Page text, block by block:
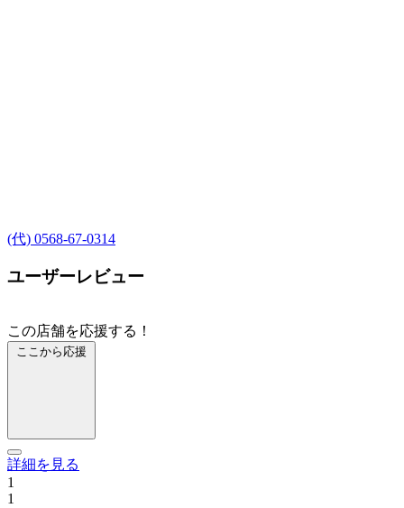
(代) 0568-67-0314
ユーザーレビュー
この店舗を応援する！
ここから応援
詳細を見る
1
1